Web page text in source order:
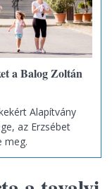
a Balog Zoltán
Alapítvány
az Erzsébet
meg.